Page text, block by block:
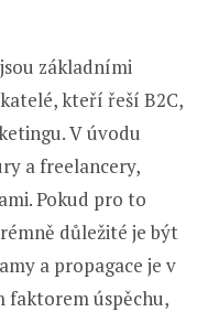
základními
kteří řeší B2C,
V úvodu
a freelancery,
Pokud pro to
důležité je být
a propagace je v
faktorem úspěchu,